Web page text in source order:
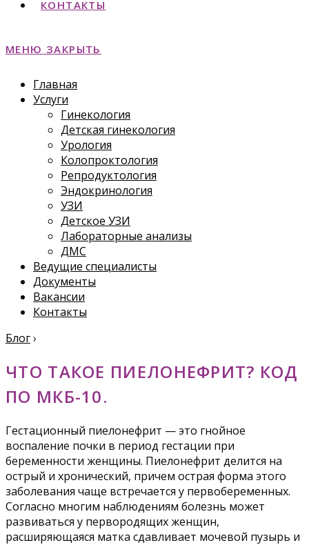
КОНТАКТЫ
МЕНЮ ЗАКРЫТЬ
Главная
Услуги
Гинекология
Детская гинекология
Урология
Колопроктология
Репродуктология
Эндокринология
УЗИ
Детское УЗИ
Лабораторные анализы
ДМС
Ведущие специалисты
Документы
Вакансии
Контакты
Блог›
ЧТО ТАКОЕ ПИЕЛОНЕФРИТ? КОД
ПО МКБ-10.
Гестационный пиелонефрит — это гнойное
воспаление почки в период гестации при
беременности женщины. Пиелонефрит делится на
острый и хронический, причем острая форма этого
заболевания чаще встречается у первобеременных.
Согласно многим наблюдениям болезнь может
развиваться у первородящих женщин,
расширяющаяся матка сдавливает мочевой пузырь и